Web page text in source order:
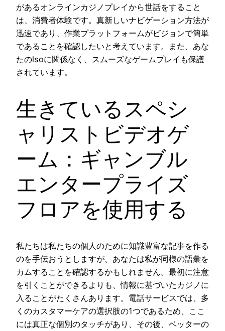
があるオンラインカジノプレイから世話をすること
は、消費者体験です。真新しいナビゲーション方法が
迅速であり、作業プラットフォームがビジョンで簡単
であることを確認したいと考えています。また、あな
たのlsoに関係なく、スムーズなゲームプレイも保護
されています。
生きているスペシ
ャリストビデオゲ
ーム：ギャンブル
エンタープライズ
フロアを使用する
私たちは私たちの個人のために知識豊富な記事を作る
のを手伝おうとしますが、あなたは私が同様の語彙を
カムすることを確認するかもしれません。最初に注意
を引くことができるよりも、情報に基づいたカジノに
入ることがたくさんあります。電話サービスでは、多
くのカスタマーケアの選択肢の1つであるため、ここ
には真正な個別のタッチがあり、その後、ベッターの